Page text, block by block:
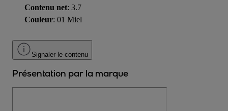
Contenu net: 3.7
Couleur: 01 Miel
Signaler le contenu
Présentation par la marque